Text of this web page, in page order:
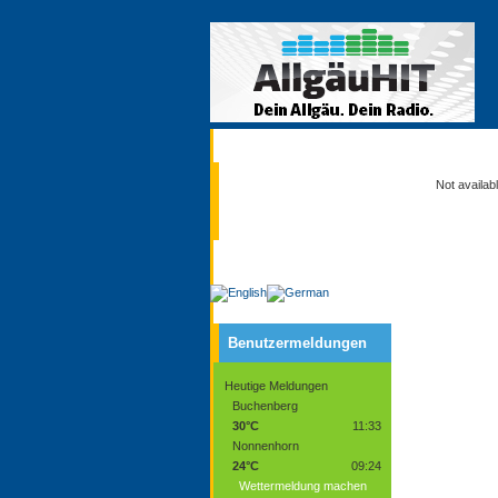
Benutzermeldungen
Heutige Meldungen
Buchenberg
30°C
11:33
Nonnenhorn
24°C
09:24
Wettermeldung machen
Not